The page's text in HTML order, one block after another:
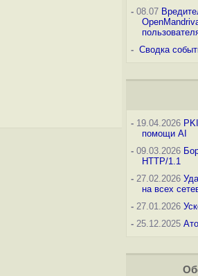
-08.07
- Сводка
-19.04.2026
помощи AI
-09.03.2026
HTTP/1.1
-27.02.2026
на всех
-27.01.2026
-25.12.2025